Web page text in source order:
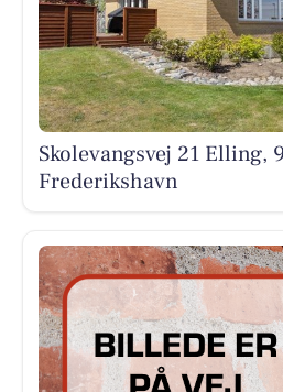
Skolevangsvej 21 Elling,
Frederikshavn